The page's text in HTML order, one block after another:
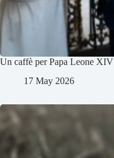
Un caffè per Papa Leone XIV
17 May 2026